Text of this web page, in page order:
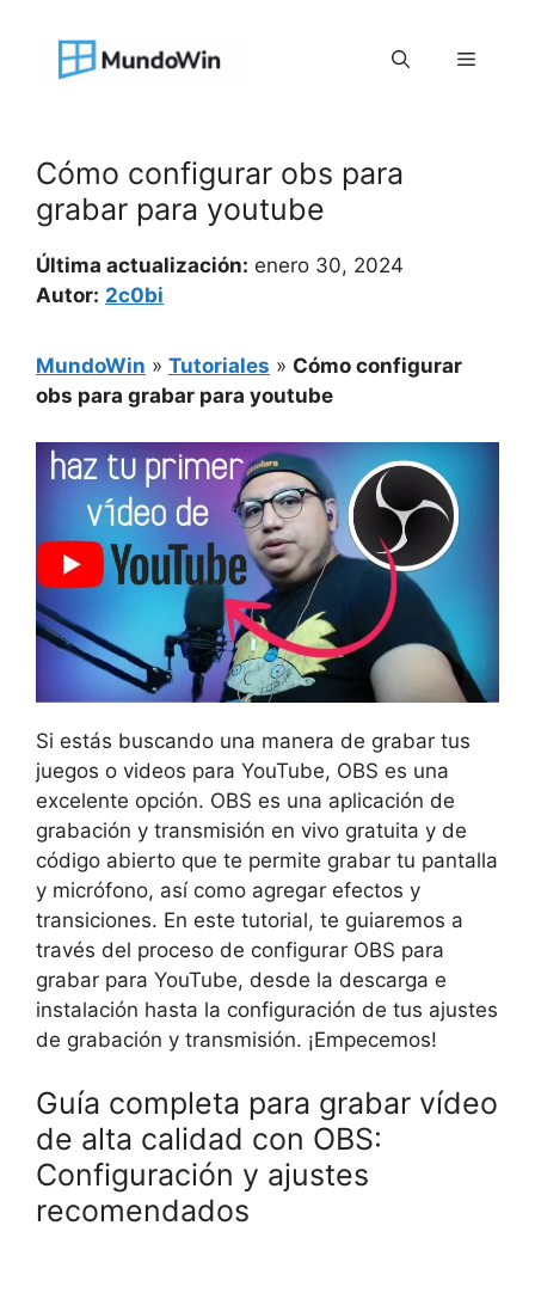
contenido
Menú
Cómo configurar obs para
grabar para youtube
Última actualización: enero 30, 2024
Autor: 2c0bi
MundoWin » Tutoriales » Cómo configurar
obs para grabar para youtube
Si estás buscando una manera de grabar tus
juegos o videos para YouTube, OBS es una
excelente opción. OBS es una aplicación de
grabación y transmisión en vivo gratuita y de
código abierto que te permite grabar tu pantalla
y micrófono, así como agregar efectos y
transiciones. En este tutorial, te guiaremos a
través del proceso de configurar OBS para
grabar para YouTube, desde la descarga e
instalación hasta la configuración de tus ajustes
de grabación y transmisión. ¡Empecemos!
Guía completa para grabar vídeo
de alta calidad con OBS:
Configuración y ajustes
recomendados